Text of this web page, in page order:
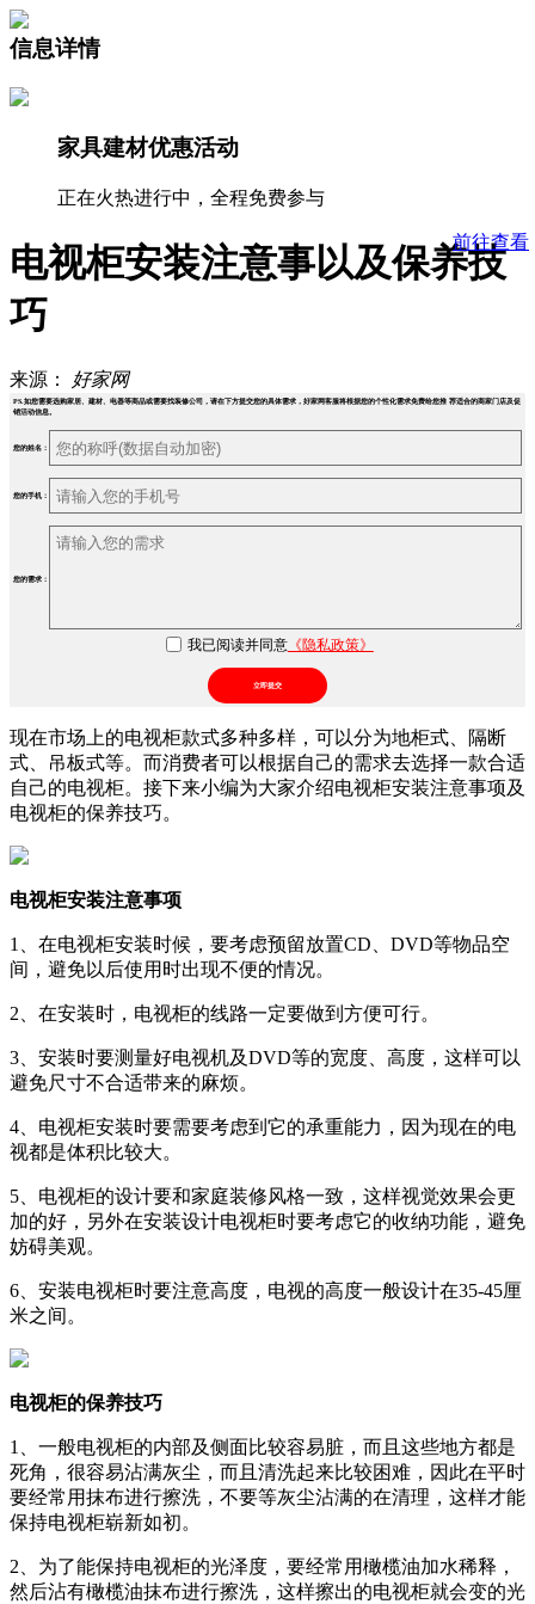
信息详情
家具建材优惠活动
正在火热进行中，全程免费参与
前往查看
电视柜安装注意事以及保养技
巧
来源： 好家网
PS.如您需要选购家居、建材、电器等商品或需要找装修公司，请在下方提交您的具体需求，好家网客服将根据您的个性化需求免费给您推 荐适合的商家门店及促
销活动信息。
您的姓名：
您的手机：
您的需求：
我已阅读并同意《隐私政策》
立即提交
现在市场上的电视柜款式多种多样，可以分为地柜式、隔断
式、吊板式等。而消费者可以根据自己的需求去选择一款合适
自己的电视柜。接下来小编为大家介绍电视柜安装注意事项及
电视柜的保养技巧。
电视柜安装注意事项
1、在电视柜安装时候，要考虑预留放置CD、DVD等物品空
间，避免以后使用时出现不便的情况。
2、在安装时，电视柜的线路一定要做到方便可行。
3、安装时要测量好电视机及DVD等的宽度、高度，这样可以
避免尺寸不合适带来的麻烦。
4、电视柜安装时要需要考虑到它的承重能力，因为现在的电
视都是体积比较大。
5、电视柜的设计要和家庭装修风格一致，这样视觉效果会更
加的好，另外在安装设计电视柜时要考虑它的收纳功能，避免
妨碍美观。
6、安装电视柜时要注意高度，电视的高度一般设计在35-45厘
米之间。
电视柜的保养技巧
1、一般电视柜的内部及侧面比较容易脏，而且这些地方都是
死角，很容易沾满灰尘，而且清洗起来比较困难，因此在平时
要经常用抹布进行擦洗，不要等灰尘沾满的在清理，这样才能
保持电视柜崭新如初。
2、为了能保持电视柜的光泽度，要经常用橄榄油加水稀释，
然后沾有橄榄油抹布进行擦洗，这样擦出的电视柜就会变的光